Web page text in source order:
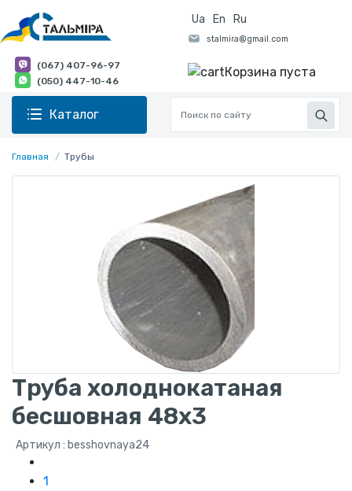
Ua En Ru
(067) 407-96-97
(050) 447-10-46
Корзина пуста
Каталог
Главная Трубы
Труба холоднокатаная
бесшовная 48x3
Артикул : besshovnaya24
1